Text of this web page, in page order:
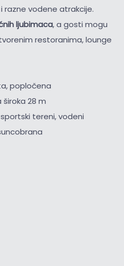
razne vodene atrakcije.
ljubimaca, a gosti mogu
restoranima, lounge
popločena
široka 28 m
tereni, vodeni